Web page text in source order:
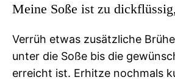
Meine Soße ist zu
Verrüh etwas zusätzliche
unter die Soße bis die
erreicht ist. Erhitze nochmals